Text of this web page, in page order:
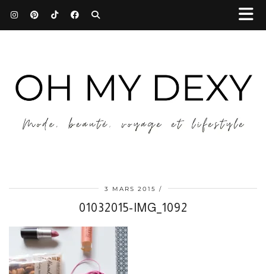
3 MARS 2015
01032015-IMG_1092